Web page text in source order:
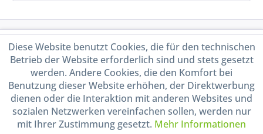
Service Hotline
Shop Service
Informationen
Handel mit BIO-Weinen
Diese Website benutzt Cookies, die für den technischen
Betrieb der Website erforderlich sind und stets gesetzt
werden. Andere Cookies, die den Komfort bei
Benutzung dieser Website erhöhen, der Direktwerbung
dienen oder die Interaktion mit anderen Websites und
sozialen Netzwerken vereinfachen sollen, werden nur
mit Ihrer Zustimmung gesetzt. Mehr Informationen